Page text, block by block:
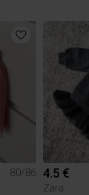
80/86 4.5 €
Zara